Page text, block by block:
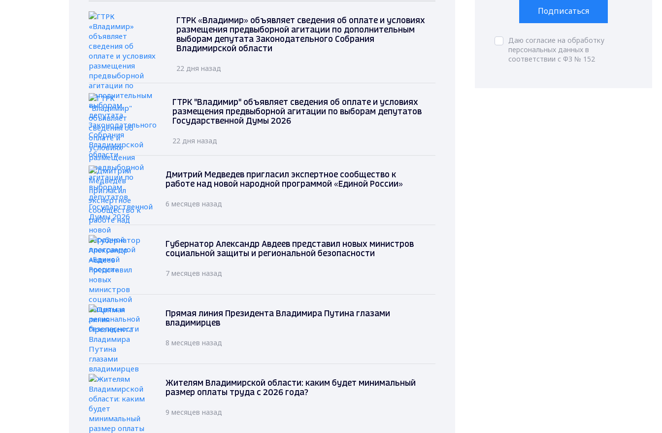
ГТРК «Владимир» объявляет сведения об оплате и условиях
размещения предвыборной агитации по дополнительным
выборам депутата Законодательного Собрания
Владимирской области
22 дня назад
ГТРК "Владимир" объявляет сведения об оплате и условиях
размещения предвыборной агитации по выборам депутатов
Государственной Думы 2026
22 дня назад
Дмитрий Медведев пригласил экспертное сообщество к
работе над новой народной программой «Единой России»
6 месяцев назад
Губернатор Александр Авдеев представил новых министров
социальной защиты и региональной безопасности
7 месяцев назад
Прямая линия Президента Владимира Путина глазами
владимирцев
8 месяцев назад
Жителям Владимирской области: каким будет минимальный
размер оплаты труда с 2026 года?
9 месяцев назад
Подписаться
Даю согласие на обработку
персональных данных в
соответствии с ФЗ № 152